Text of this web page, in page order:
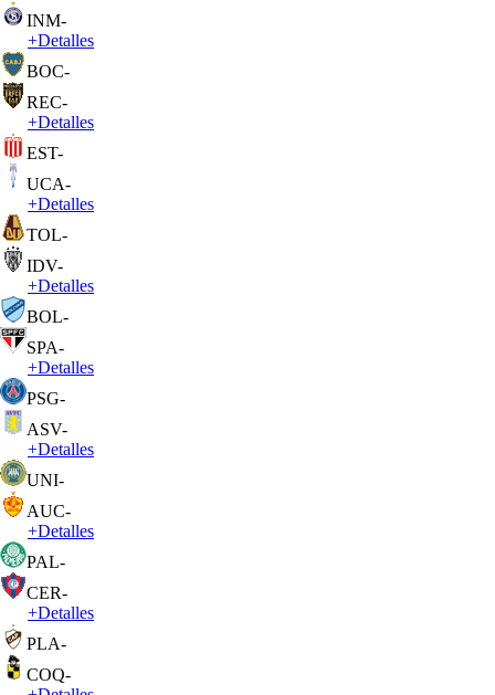
INM-
+Detalles
BOC-
REC-
+Detalles
EST-
UCA-
+Detalles
TOL-
IDV-
+Detalles
BOL-
SPA-
+Detalles
PSG-
ASV-
+Detalles
UNI-
AUC-
+Detalles
PAL-
CER-
+Detalles
PLA-
COQ-